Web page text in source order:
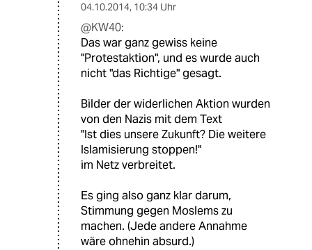
04.10.2014, 10:34 Uhr
@KW40:
Das war ganz gewiss keine
"Protestaktion", und es wurde auch
nicht "das Richtige" gesagt.
Bilder der widerlichen Aktion wurden
von den Nazis mit dem Text
"Ist dies unsere Zukunft? Die weitere
Islamisierung stoppen!"
im Netz verbreitet.
Es ging also ganz klar darum,
Stimmung gegen Moslems zu
machen. (Jede andere Annahme
wäre ohnehin absurd.)